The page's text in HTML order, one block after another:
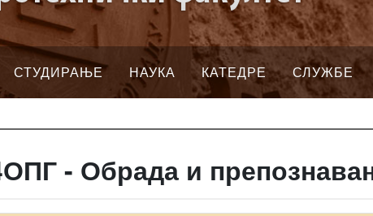
СТУДИРАЊЕ НАУКА КАТЕДРЕ СЛУЖБЕ
- Обрада и